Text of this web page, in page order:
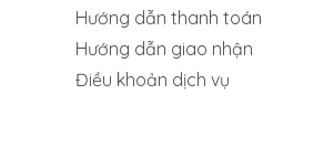
có thể xảy ra do mic đã không hoạt
iPad đến các trung tâm sửa chữa
Hướng dẫn thanh toán
Hướng dẫn giao nhận
Điều khoản dịch vụ